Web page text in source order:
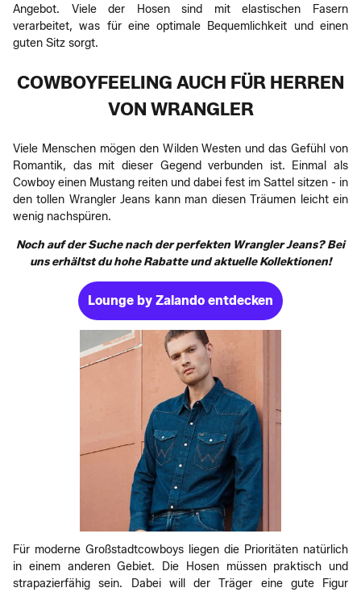
Angebot. Viele der Hosen sind mit elastischen Fasern
verarbeitet, was für eine optimale Bequemlichkeit und einen
guten Sitz sorgt.
COWBOYFEELING AUCH FÜR HERREN
VON WRANGLER
Viele Menschen mögen den Wilden Westen und das Gefühl von
Romantik, das mit dieser Gegend verbunden ist. Einmal als
Cowboy einen Mustang reiten und dabei fest im Sattel sitzen - in
den tollen Wrangler Jeans kann man diesen Träumen leicht ein
wenig nachspüren.
Noch auf der Suche nach der perfekten Wrangler Jeans? Bei
uns erhältst du hohe Rabatte und aktuelle Kollektionen!
Lounge by Zalando entdecken
Für moderne Großstadtcowboys liegen die Prioritäten natürlich
in einem anderen Gebiet. Die Hosen müssen praktisch und
strapazierfähig sein. Dabei will der Träger eine gute Figur